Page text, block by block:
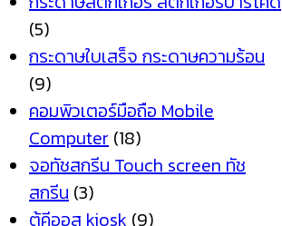
(5)
กระดาษใบเสร็จ กระดาษความร้อน
(9)
คอมพิวเตอร์มือถือ Mobile
Computer (18)
จอทัชสกรีน Touch screen ทัช
สกรีน (3)
ตู้คีออส kiosk (9)